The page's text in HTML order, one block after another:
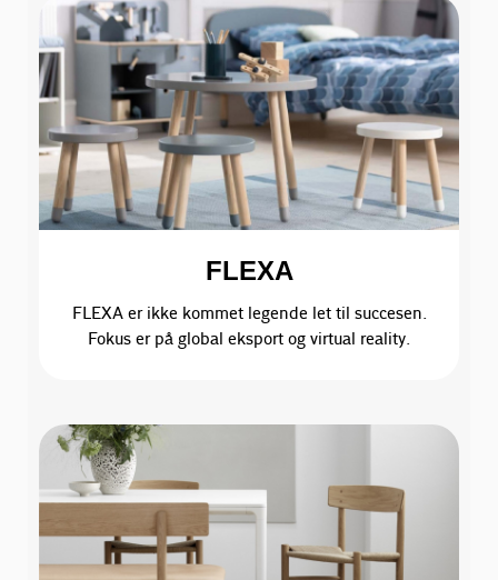
FLEXA
FLEXA er ikke kommet legende let til succesen.
Fokus er på global eksport og virtual reality.